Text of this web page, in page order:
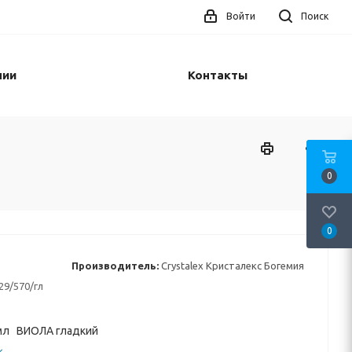
Поиск
Войти
Контакты
Производитель: Crystalex Кристалекс Богемия
570/гл
ВИОЛА гладкий
0
0